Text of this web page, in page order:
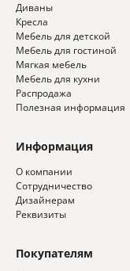
Диваны
Кресла
Мебель для детской
Мебель для гостиной
Мягкая мебель
Мебель для кухни
Распродажа
Полезная информация
Информация
О компании
Сотрудничество
Дизайнерам
Реквизиты
Покупателям